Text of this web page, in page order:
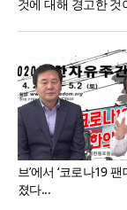
것에 대해 경고한 것
브’에서 ‘코로나19
졌다...